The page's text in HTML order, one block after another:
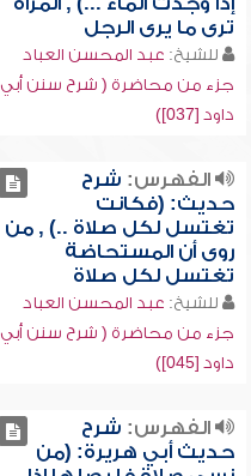
ترى ما يرى الرجل
للشيخ: عبد المحسن العباد
جزء من محاضرة ( شرح سنن أبي
داود [037])
الفهرس: شرح
حديث: (فكانت
تغتسل لكل صلاة ..) , من
روى أن المستحاضة
تغتسل لكل صلاة
للشيخ: عبد المحسن العباد
جزء من محاضرة ( شرح سنن أبي
داود [045])
الفهرس: شرح
حديث أبي هريرة: (من